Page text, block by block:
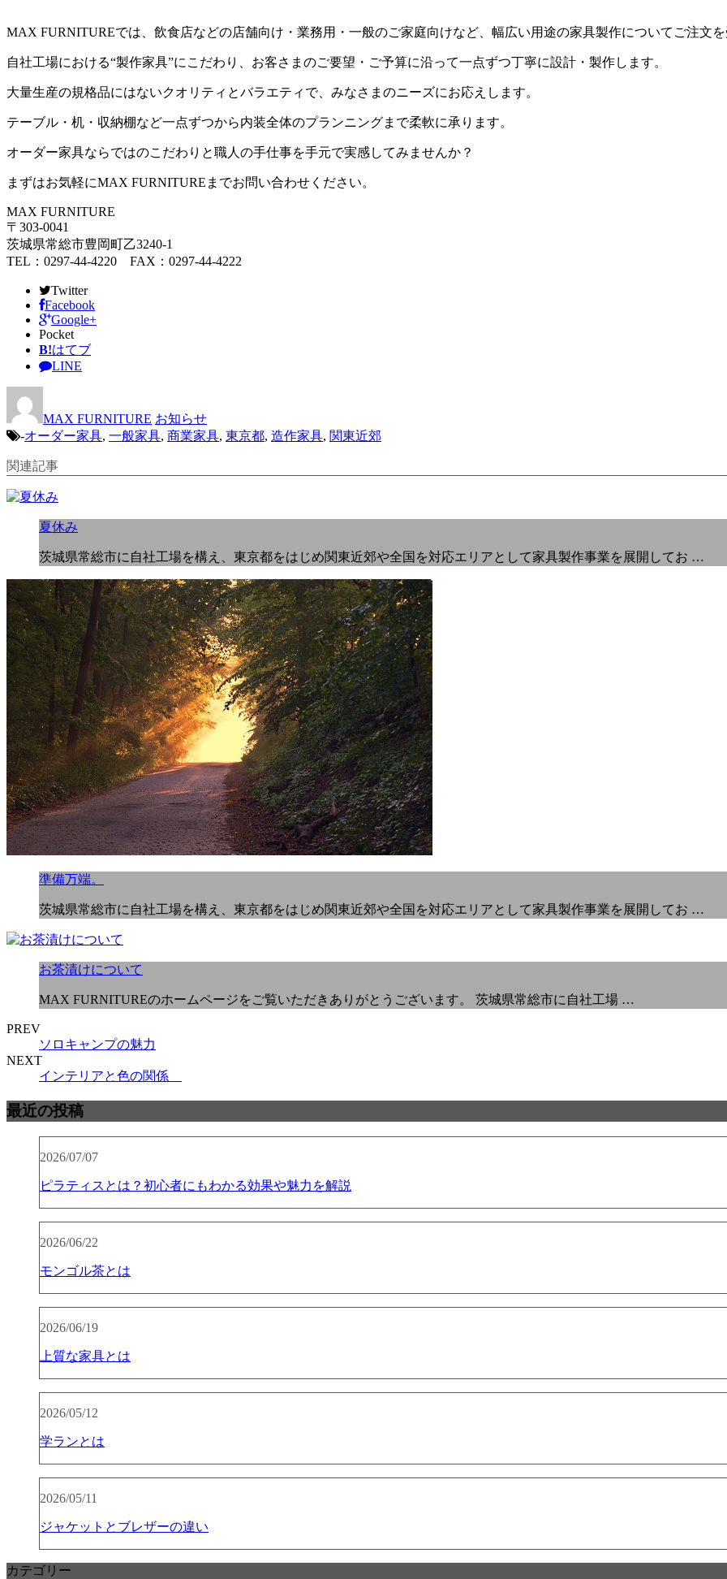
MAX FURNITUREでは、飲食店などの店舗向け・業務用・一般のご家庭向けなど、幅広い用途の家具製作についてご注文を
自社工場における“製作家具”にこだわり、お客さまのご要望・ご予算に沿って一点ずつ丁寧に設計・製作します。
大量生産の規格品にはないクオリティとバラエティで、みなさまのニーズにお応えします。
テーブル・机・収納棚など一点ずつから内装全体のプランニングまで柔軟に承ります。
オーダー家具ならではのこだわりと職人の手仕事を手元で実感してみませんか？
まずはお気軽にMAX FURNITUREまでお問い合わせください。
MAX FURNITURE
〒303-0041
茨城県常総市豊岡町乙3240-1
TEL：0297-44-4220 FAX：0297-44-4222
Twitter
Facebook
Google+
Pocket
B!はてブ
LINE
MAX FURNITURE お知らせ
-オーダー家具, 一般家具, 商業家具, 東京都, 造作家具, 関東近郊
関連記事
夏休み
茨城県常総市に自社工場を構え、東京都をはじめ関東近郊や全国を対応エリアとして家具製作事業を展開してお …
準備万端。
茨城県常総市に自社工場を構え、東京都をはじめ関東近郊や全国を対応エリアとして家具製作事業を展開してお …
お茶漬けについて
MAX FURNITUREのホームページをご覧いただきありがとうございます。 茨城県常総市に自社工場 …
PREV
ソロキャンプの魅力
NEXT
インテリアと色の関係
最近の投稿
2026/07/07
ピラティスとは？初心者にもわかる効果や魅力を解説
2026/06/22
モンゴル茶とは
2026/06/19
上質な家具とは
2026/05/12
学ランとは
2026/05/11
ジャケットとブレザーの違い
カテゴリー